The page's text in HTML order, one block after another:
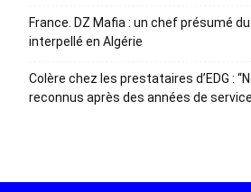
France. DZ Mafia : un chef présumé
interpellé en Algérie
Colère chez les prestataires d’EDG :
reconnus après des années de